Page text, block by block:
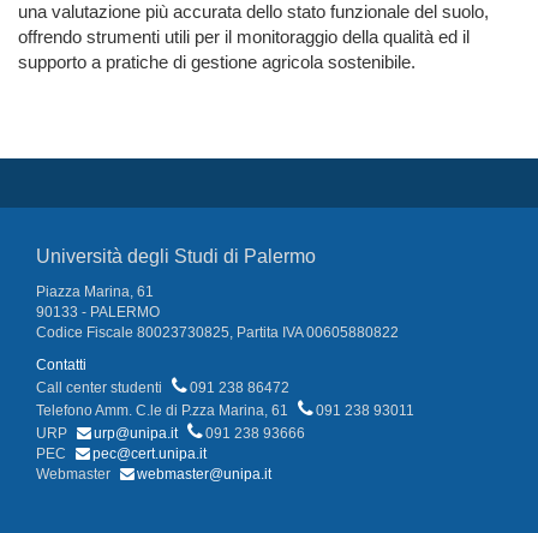
una valutazione più accurata dello stato funzionale del suolo,
offrendo strumenti utili per il monitoraggio della qualità ed il
supporto a pratiche di gestione agricola sostenibile.
Università degli Studi di Palermo
Piazza Marina, 61
90133 - PALERMO
Codice Fiscale 80023730825, Partita IVA 00605880822
Contatti
Call center studenti
091 238 86472
Telefono Amm. C.le di P.zza Marina, 61
091 238 93011
URP
urp@unipa.it
091 238 93666
PEC
pec@cert.unipa.it
Webmaster
webmaster@unipa.it